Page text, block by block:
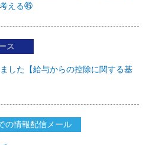
える㊺
ス
した【給与からの控除に関する基
の情報配信メール